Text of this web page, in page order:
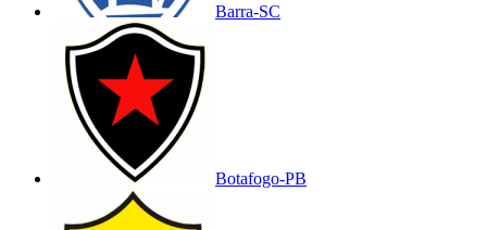
Barra-SC
Botafogo-PB